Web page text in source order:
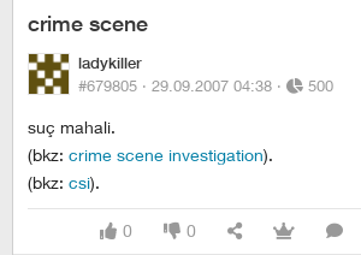
crime scene
ladykiller
#679805 · 29.09.2007 04:38 · 500
suç mahali.
(bkz: crime scene investigation).
(bkz: csi).
0 0